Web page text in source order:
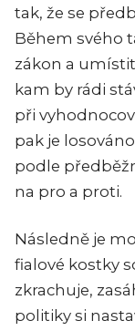
tak, že se
Během svého
zákon a
kam by rádi
při
pak je
podle
na pro a proti.
Následně je
fialové kostky
zkrachuje,
politiky si